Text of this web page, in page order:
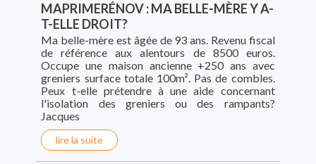
MAPRIMERÉNOV : MA BELLE-MÈRE Y A-
T-ELLE DROIT?
Ma belle-mère est âgée de 93 ans. Revenu fiscal
de référence aux alentours de 8500 euros.
Occupe une maison ancienne +250 ans avec
greniers surface totale 100m². Pas de combles.
Peux t-elle prétendre à une aide concernant
l'isolation des greniers ou des rampants?
Jacques
lire la suite